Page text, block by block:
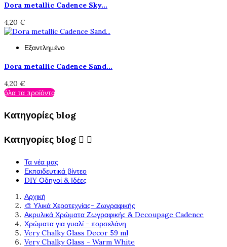
Dora metallic Cadence Sky...
4,20 €
Εξαντλημένο
Dora metallic Cadence Sand...
4,20 €
όλα τα προϊόντα
Κατηγορίες blog
Κατηγορίες blog  
Τα νέα μας
Εκπαιδευτικά βίντεο
DIY Οδηγοί & Ιδέες
Αρχική
🎨 Υλικά Χεροτεχνίας- Ζωγραφικής
Ακρυλικά Χρώματα Ζωγραφικής & Decoupage Cadence
Χρώματα για γυαλί - πορσελάνη
Very Chalky Glass Decor 59 ml
Very Chalky Glass - Warm White